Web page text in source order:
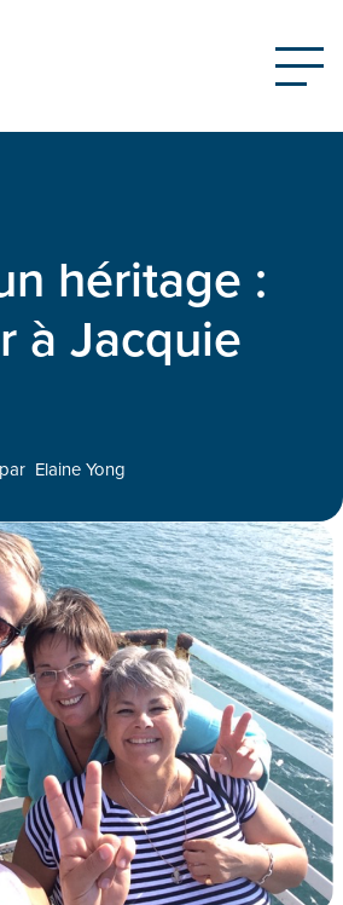
héritage :
à Jacquie
par Elaine Yong